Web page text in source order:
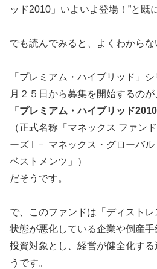
ッド2010」いよいよ登場！”と既
でも読んでみると、よくわからな
「プレミアム・ハイブリッド」
月２５日から募集を開始するのが
「プレミアム・ハイブリッド2010
（正式名称「マネックス ファン
ーズ I － マネックス・グローバ
ベストメンツ」）
だそうです。
で、このファンドは「ディスト
状態が悪化している企業や倒産
投資対象とし、経営が健全化す
うです。